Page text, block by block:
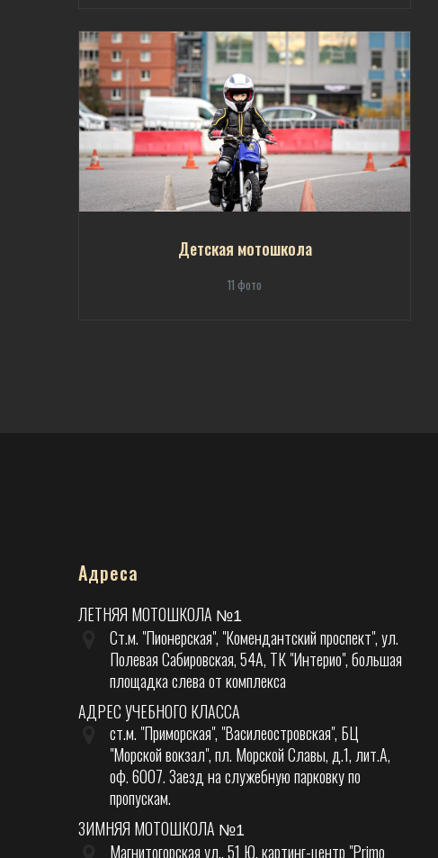
Детская мотошкола
11 фото
Адреса
ЛЕТНЯЯ МОТОШКОЛА №1
Ст.м. "Пионерская", "Комендантский проспект", ул.
Полевая Сабировская, 54А, ТК "Интерио", большая
площадка слева от комплекса
АДРЕС УЧЕБНОГО КЛАССА
ст.м. "Приморская", "Василеостровская", БЦ
"Морской вокзал", пл. Морской Славы, д.1, лит.А,
оф. 6007. Заезд на служебную парковку по
пропускам.
ЗИМНЯЯ МОТОШКОЛА №1
Магнитогорская ул., 51 Ю, картинг-центр "Primo